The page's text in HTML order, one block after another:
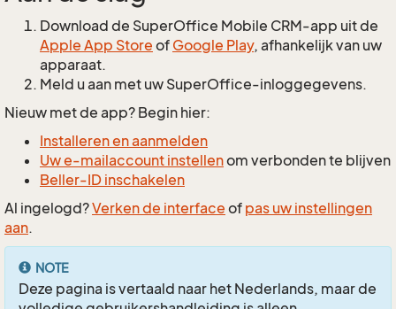
Download de SuperOffice Mobile CRM-app uit de
Apple App Store of Google Play, afhankelijk van uw
apparaat.
Meld u aan met uw SuperOffice-inloggegevens.
Nieuw met de app? Begin hier:
Installeren en aanmelden
Uw e-mailaccount instellenom verbonden te blijven
Beller-ID inschakelen
Al ingelogd?Verken de interface of pas uw instellingen
aan.
NOTE
Deze pagina is vertaald naar het Nederlands, maar de